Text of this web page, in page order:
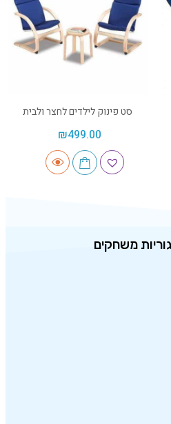
סט פינוק לילדים לחצר ולבית
₪499.00
משחקים